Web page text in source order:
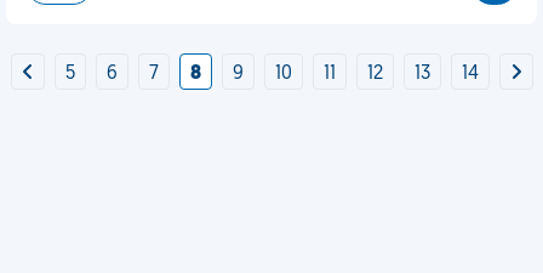
5 6 7 8 9 10 12 13 14